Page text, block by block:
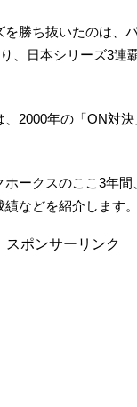
勝ち抜いたのは、
、日本シリーズ3連
2000年の「ON対
ークスのここ3年
などを紹介します。
スポンサーリンク